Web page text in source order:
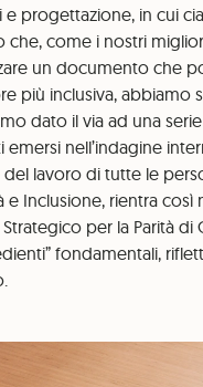
e progettazione, in cui
che, come i nostri
un documento che
più inclusiva, abbiamo
dato il via ad una
emersi nell’indagine
lavoro di tutte le
e Inclusione, rientra
Strategico per la Parità
fondamentali,